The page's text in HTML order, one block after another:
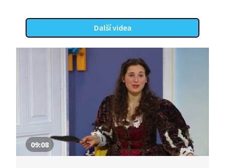
Další videa
09:08